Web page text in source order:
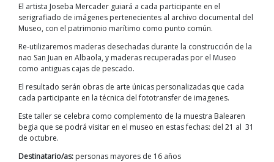
El artista Joseba Mercader guiará a cada participante en el
serigrafiado de imágenes pertenecientes al archivo documental del
Museo, con el patrimonio marítimo como punto común.
Re-utilizaremos maderas desechadas durante la construcción de la
nao San Juan en Albaola, y maderas recuperadas por el Museo
como antiguas cajas de pescado.
El resultado serán obras de arte únicas personalizadas que cada
cada participante en la técnica del fototransfer de imagenes.
Este taller se celebra como complemento de la muestra Balearen
begia que se podrá visitar en el museo en estas fechas: del 21 al 31
de octubre.
Destinatario/as: personas mayores de 16 años